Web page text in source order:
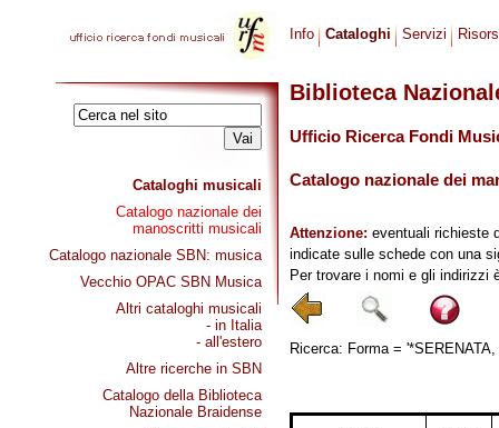
Cataloghi musicali
Catalogo nazionale dei
manoscritti musicali
Catalogo nazionale SBN: musica
Vecchio OPAC SBN Musica
Altri cataloghi musicali
- in Italia
- all'estero
Altre ricerche in SBN
Catalogo della Biblioteca
Nazionale Braidense
Info Cataloghi Servizi
Biblioteca
Ufficio Ricerca Fondi
Catalogo nazionale dei
Attenzione: eventuali richieste
indicate sulle schede con una
Per trovare i nomi e gli indirizzi
Ricerca: Forma =